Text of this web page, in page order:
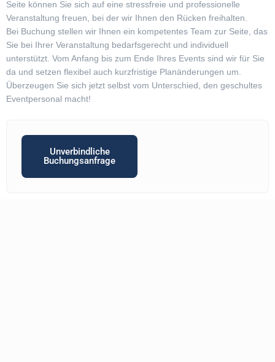
Seite können Sie sich auf eine stressfreie und professionelle
Veranstaltung freuen, bei der wir Ihnen den Rücken freihalten.
Bei Buchung stellen wir Ihnen ein kompetentes Team zur Seite, das
Sie bei Ihrer Veranstaltung bedarfsgerecht und individuell
unterstützt. Vom Anfang bis zum Ende Ihres Events sind wir für Sie
da und setzen flexibel auch kurzfristige Planänderungen um.
Überzeugen Sie sich jetzt selbst vom Unterschied, den geschultes
Eventpersonal macht!
Unverbindliche
Buchungsanfrage